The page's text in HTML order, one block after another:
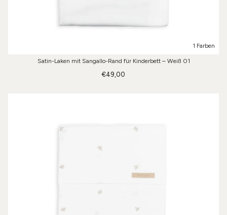
1 Farben
Satin-Laken mit Sangallo-Rand für Kinderbett – Weiß 01
€49,00